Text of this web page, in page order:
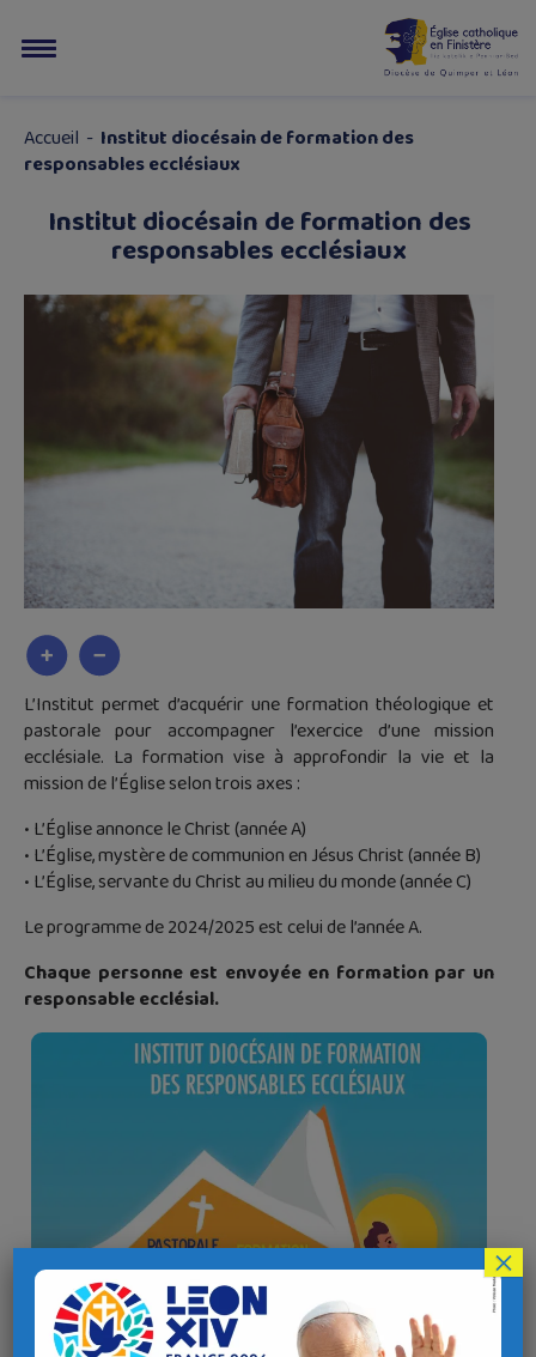
Accueil - Institut diocésain de formation des
responsables ecclésiaux
Institut diocésain de formation des
responsables ecclésiaux
L’Institut permet d’acquérir une formation théologique et
pastorale pour accompagner l’exercice d’une mission
ecclésiale. La formation vise à approfondir la vie et la
mission de l’Église selon trois axes :
• L’Église annonce le Christ (année A)
• L’Église, mystère de communion en Jésus Christ (année B)
• L’Église, servante du Christ au milieu du monde (année C)
Le programme de 2024/2025 est celui de l’année A.
Chaque personne est envoyée en formation par un
responsable ecclésial.
×